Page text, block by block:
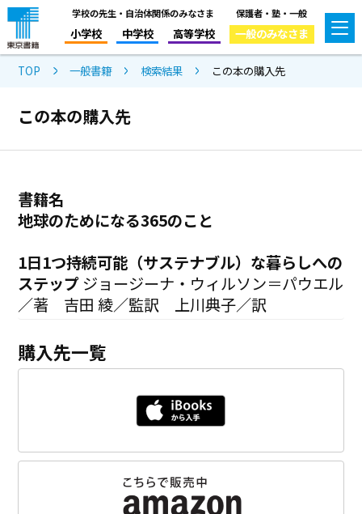
学校の先生・自治体関係のみなさま
小学校 中学校 高等学校
保護者・塾・一般
一般のみなさま
TOP 一般書籍 検索結果 この本の購入先
この本の購入先
書籍名
地球のためになる365のこと
1日1つ持続可能（サステナブル）な暮らしへの
ステップ ジョージーナ・ウィルソン＝パウエル
／著 吉田 綾／監訳 上川典子／訳
購入先一覧